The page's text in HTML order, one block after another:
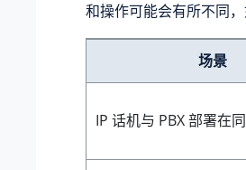
和操作可能会有所不同，
场景
IP 话机与 PBX 部署在